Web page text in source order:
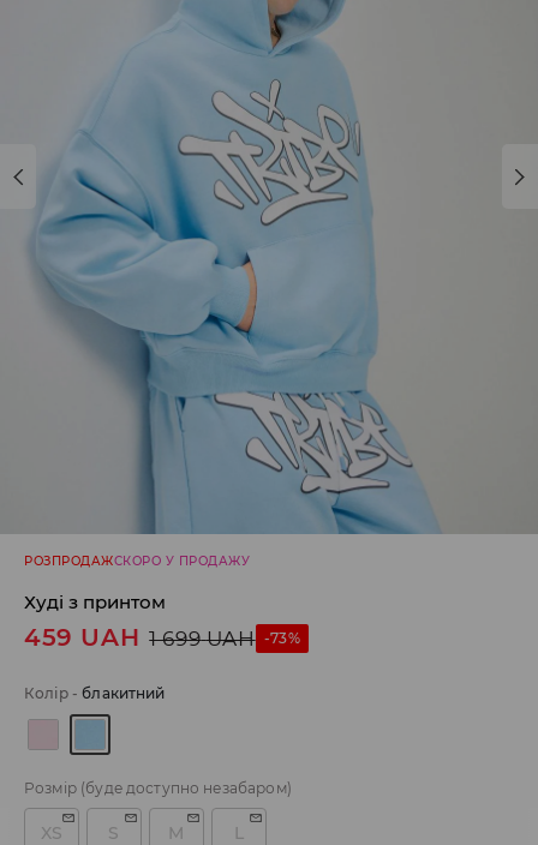
РОЗПРОДАЖСКОРО У ПРОДАЖУ
Худі з принтом
459 UAH 1 699 UAH -73%
Колір-блакитний
Розмір (буде доступно незабаром)
XS S M L